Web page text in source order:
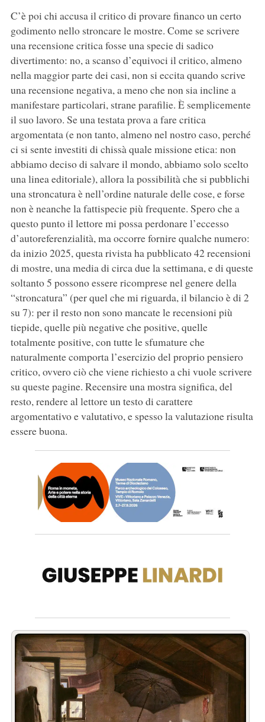
C’è poi chi accusa il critico di provare financo un certo
godimento nello stroncare le mostre. Come se scrivere
una recensione critica fosse una specie di sadico
divertimento: no, a scanso d’equivoci il critico, almeno
nella maggior parte dei casi, non si eccita quando scrive
una recensione negativa, a meno che non sia incline a
manifestare particolari, strane parafilie. È semplicemente
il suo lavoro. Se una testata prova a fare critica
argomentata (e non tanto, almeno nel nostro caso, perché
ci si sente investiti di chissà quale missione etica: non
abbiamo deciso di salvare il mondo, abbiamo solo scelto
una linea editoriale), allora la possibilità che si pubblichi
una stroncatura è nell’ordine naturale delle cose, e forse
non è neanche la fattispecie più frequente. Spero che a
questo punto il lettore mi possa perdonare l’eccesso
d’autoreferenzialità, ma occorre fornire qualche numero:
da inizio 2025, questa rivista ha pubblicato 42 recensioni
di mostre, una media di circa due la settimana, e di queste
soltanto 5 possono essere ricomprese nel genere della
“stroncatura” (per quel che mi riguarda, il bilancio è di 2
su 7): per il resto non sono mancate le recensioni più
tiepide, quelle più negative che positive, quelle
totalmente positive, con tutte le sfumature che
naturalmente comporta l’esercizio del proprio pensiero
critico, ovvero ciò che viene richiesto a chi vuole scrivere
su queste pagine. Recensire una mostra significa, del
resto, rendere al lettore un testo di carattere
argomentativo e valutativo, e spesso la valutazione risulta
essere buona.